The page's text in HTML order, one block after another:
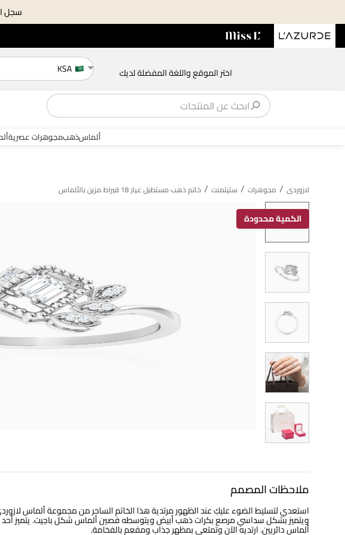
سجل الآن
اختر الموقع واللغة المفضلة لديك KSA
ألماسذهبمجوهرات عصرية
لازوردى / مجوهرات / ستيتمنت / خاتم ذهب مستطيل عيار 18 قيراط مزين بالألماس
الكمية محدودة
ملاحظات المصمم
ويتميز بشكل سداسي مرصع بكرات ذهب أبيض ويتوسطه فصين ألماس شكل باجيت. يتميز أحد
ألماس دائريين. ارتديه الآن وتمتعي بمظهر جذاب ومفعم بالفخامة.